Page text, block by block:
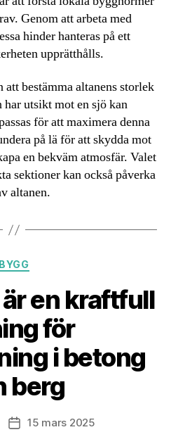
Genom att arbeta med
hinder hanteras på ett
upprätthålls.
bestämma altanens storlek
utsikt mot en sjö kan
för att maximera denna
på lä för att skydda mot
en bekväm atmosfär. Valet
sektioner kan också påverka
altanen.
Kategorier
BYGG
en kraftfull
för
i betong
berg
Inläggsdatum
15 mars 2025